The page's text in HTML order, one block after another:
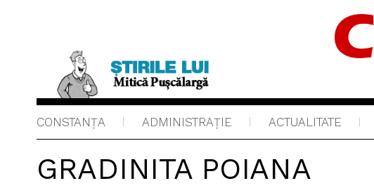
CONSTANȚA ADMINISTRAŢIE ACTUALITATE
GRADINITA POIANA